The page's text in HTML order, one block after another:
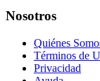
Nosotros
Quiénes
Términos de
Privacidad